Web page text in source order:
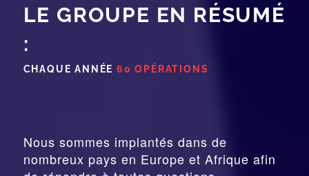
LE GROUPE EN RÉSUMÉ
:
CHAQUE ANNÉE 60 OPÉRATIONS
Nous sommes implantés dans de
nombreux pays en Europe et Afrique afin